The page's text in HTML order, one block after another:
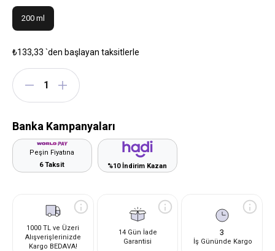
200 ml
₺133,33 `den başlayan taksitlerle
Banka Kampanyaları
Peşin Fiyatına
6 Taksit
%10 İndirim Kazan
1000 TL ve Üzeri
Alışverişlerinizde
Kargo BEDAVA!
14 Gün İade
Garantisi
3
İş Gününde Kargo